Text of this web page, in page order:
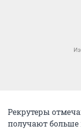
Рекрутеры
получают больше